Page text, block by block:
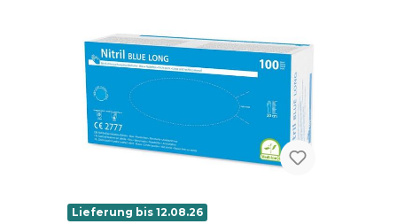
Lieferung bis 12.08.26